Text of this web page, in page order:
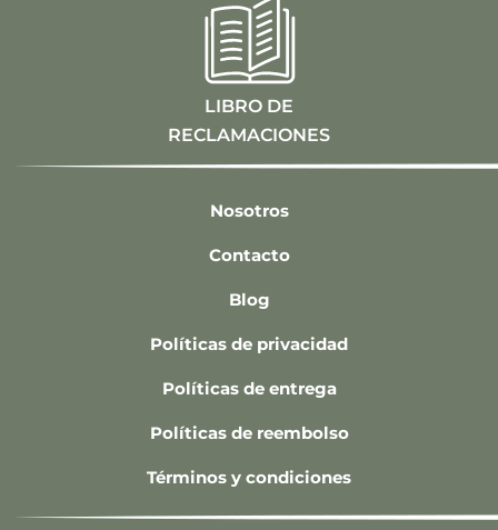
LIBRO DE
RECLAMACIONES
Nosotros
Contacto
Blog
Políticas de privacidad
Políticas de entrega
Políticas de reembolso
Términos y condiciones